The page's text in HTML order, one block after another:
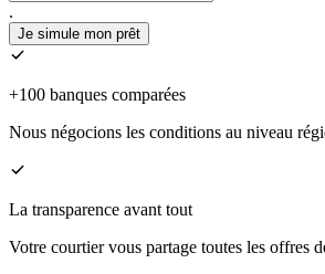
.
Je simule mon prêt
+100 banques comparées
Nous négocions les conditions au niveau
La transparence avant tout
Votre courtier vous partage toutes les offres